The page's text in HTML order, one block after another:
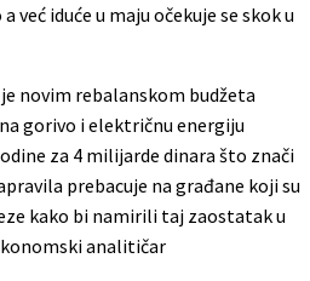
već iduće u maju očekuje se skok u
novim rebalanskom budžeta
gorivo i električnu energiju
za 4 milijarde dinara što znači
prebacuje na građane koji su
kako bi namirili taj zaostatak u
analitičar